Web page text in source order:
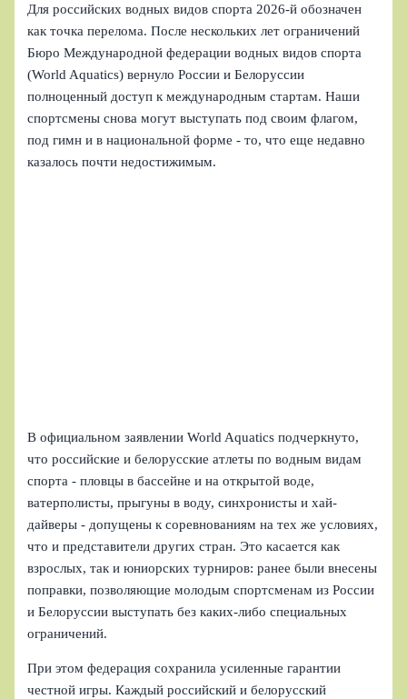
Для российских водных видов спорта 2026‑й обозначен
как точка перелома. После нескольких лет ограничений
Бюро Международной федерации водных видов спорта
(World Aquatics) вернуло России и Белоруссии
полноценный доступ к международным стартам. Наши
спортсмены снова могут выступать под своим флагом,
под гимн и в национальной форме - то, что еще недавно
казалось почти недостижимым.
В официальном заявлении World Aquatics подчеркнуто,
что российские и белорусские атлеты по водным видам
спорта - пловцы в бассейне и на открытой воде,
ватерполисты, прыгуны в воду, синхронисты и хай-
дайверы - допущены к соревнованиям на тех же условиях,
что и представители других стран. Это касается как
взрослых, так и юниорских турниров: ранее были внесены
поправки, позволяющие молодым спортсменам из России
и Белоруссии выступать без каких-либо специальных
ограничений.
При этом федерация сохранила усиленные гарантии
честной игры. Каждый российский и белорусский